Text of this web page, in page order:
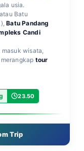
usia.
Batu
Batu Pandang
Candi
wisata,
merangkap tour
23.50
Trip